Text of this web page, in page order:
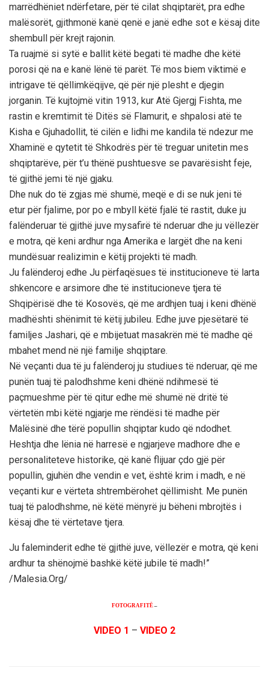
marrëdhëniet ndërfetare, për të cilat shqiptarët, pra edhe
malësorët, gjithmonë kanë qenë e janë edhe sot e kësaj dite
shembull për krejt rajonin.
Ta ruajmë si sytë e ballit këtë begati të madhe dhe këtë
porosi që na e kanë lënë të parët. Të mos biem viktimë e
intrigave të qëllimkëqijve, që për një plesht e djegin
jorganin. Të kujtojmë vitin 1913, kur Atë Gjergj Fishta, me
rastin e kremtimit të Ditës së Flamurit, e shpalosi atë te
Kisha e Gjuhadollit, të cilën e lidhi me kandila të ndezur me
Xhaminë e qytetit të Shkodrës për të treguar unitetin mes
shqiptarëve, për t’u thënë pushtuesve se pavarësisht feje,
të gjithë jemi të një gjaku.
Dhe nuk do të zgjas më shumë, meqë e di se nuk jeni të
etur për fjalime, por po e mbyll këtë fjalë të rastit, duke ju
falënderuar të gjithë juve mysafirë të nderuar dhe ju vëllezër
e motra, që keni ardhur nga Amerika e largët dhe na keni
mundësuar realizimin e këtij projekti të madh.
Ju falënderoj edhe Ju përfaqësues të institucioneve të larta
shkencore e arsimore dhe të institucioneve tjera të
Shqipërisë dhe të Kosovës, që me ardhjen tuaj i keni dhënë
madhështi shënimit të këtij jubileu. Edhe juve pjesëtarë të
familjes Jashari, që e mbijetuat masakrën më të madhe që
mbahet mend në një familje shqiptare.
Në veçanti dua të ju falënderoj ju studiues të nderuar, që me
punën tuaj të palodhshme keni dhënë ndihmesë të
paçmueshme për të qitur edhe më shumë në dritë të
vërtetën mbi këtë ngjarje me rëndësi të madhe për
Malësinë dhe tërë popullin shqiptar kudo që ndodhet.
Heshtja dhe lënia në harresë e ngjarjeve madhore dhe e
personaliteteve historike, që kanë flijuar çdo gjë për
popullin, gjuhën dhe vendin e vet, është krim i madh, e në
veçanti kur e vërteta shtrembërohet qëllimisht. Me punën
tuaj të palodhshme, në këtë mënyrë ju bëheni mbrojtës i
kësaj dhe të vërtetave tjera.
Ju faleminderit edhe të gjithë juve, vëllezër e motra, që keni
ardhur ta shënojmë bashkë këtë jubile të madh!”
/Malesia.Org/
FOTOGRAFITË –
VIDEO 1 – VIDEO 2